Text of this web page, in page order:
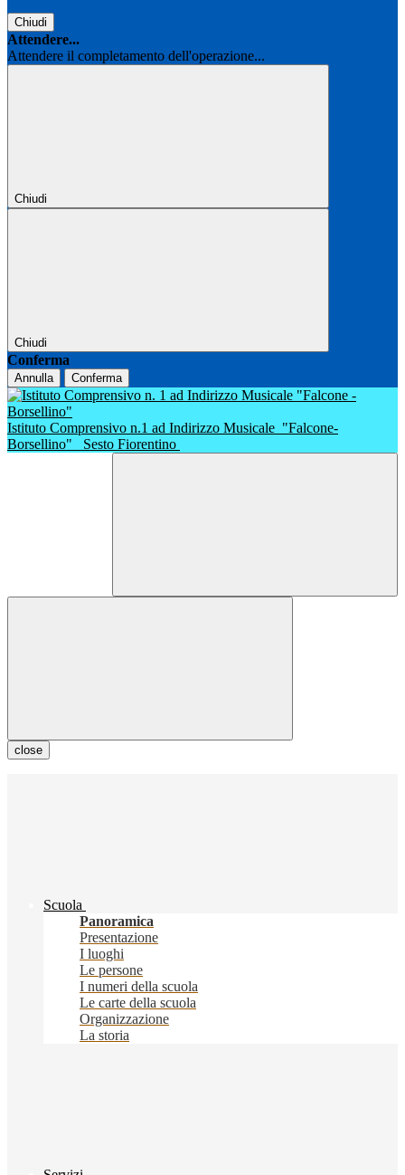
Chiudi
Attendere...
Attendere il completamento dell'operazione...
Chiudi
Chiudi
Conferma
Annulla Conferma
Istituto Comprensivo n.1 ad Indirizzo Musicale "Falcone-
Borsellino"
Sesto Fiorentino
close
Scuola
Panoramica
Presentazione
I luoghi
Le persone
I numeri della scuola
Le carte della scuola
Organizzazione
La storia